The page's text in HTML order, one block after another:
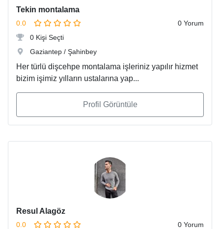
Tekin montalama
0.0
0 Yorum
0 Kişi Seçti
Gaziantep / Şahinbey
Her türlü dişcehpe montalama işleriniz yapılır hizmet
bizim işimiz yılların ustalarına yap...
Profil Görüntüle
Resul Alagöz
0.0
0 Yorum